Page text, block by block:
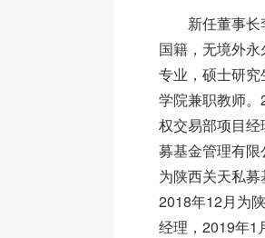
新任董事长
国籍，无境外
专业，硕士研
学院兼职教师
权交易部项目
募基金管理有
为陕西关天私
2018年12月为
经理，2019年1